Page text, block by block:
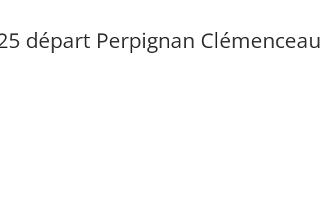
départ Perpignan Clémenceau